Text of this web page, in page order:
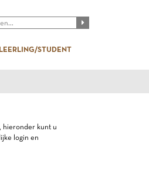
LEERLING/STUDENT
hieronder kunt u
login en